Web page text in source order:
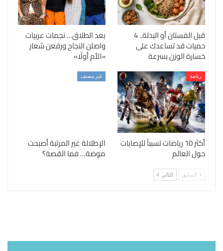
قبل الفستان أو البدلة.. 4
حميات قد تساعدك على
خسارة الوزن بسرعة
بعد الطلاق… نجمات عربيات
واصلن النجاح ورفعن شعار
«الأم أولًا»
رياضة
أكثر 10 رياضات تسبباً للإصابات
حول العالم
غير مصنف
الإطلالة غير المرتبة أصبحت
موضة… فما القصة؟
السابق التالي